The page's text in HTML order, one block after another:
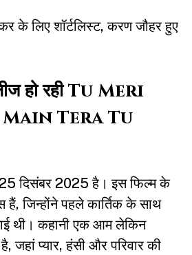
के लिए शॉर्टलिस्ट, करण जौहर हुए
हो रही Tu Meri
Tera Tu
दिसंबर 2025 है। इस फिल्म के
हैं, जिन्होंने पहले कार्तिक के साथ
थी। कहानी एक आम लेकिन
जहां प्यार, हंसी और परिवार की